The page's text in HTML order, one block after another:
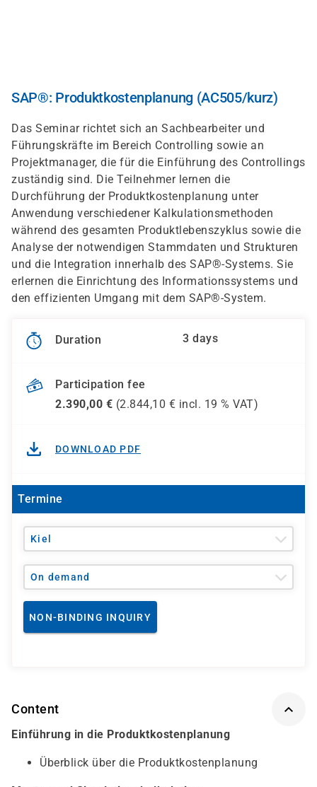
SAP®: Produktkostenplanung (AC505/kurz)
Das Seminar richtet sich an Sachbearbeiter und
Führungskräfte im Bereich Controlling sowie an
Projektmanager, die für die Einführung des Controllings
zuständig sind. Die Teilnehmer lernen die
Durchführung der Produktkostenplanung unter
Anwendung verschiedener Kalkulationsmethoden
während des gesamten Produktlebenszyklus sowie die
Analyse der notwendigen Stammdaten und Strukturen
und die Integration innerhalb des SAP®-Systems. Sie
erlernen die Einrichtung des Informationssystems und
den effizienten Umgang mit dem SAP®-System.
Duration 3 days
Participation fee
2.390,00 € (2.844,10 € incl. 19 % VAT)
DOWNLOAD PDF
Termine
Kiel
On demand
NON-BINDING INQUIRY
Content
Einführung in die Produktkostenplanung
Überblick über die Produktkostenplanung